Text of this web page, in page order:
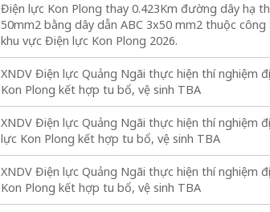
Điện lực Kon Plong thay 0.423Km đường dây hạ
50mm2 bằng dây dẫn ABC 3x50 mm2 thuộc
khu vực Điện lực Kon Plong 2026.
XNDV Điện lực Quảng Ngãi thực hiện thí nghiệm
Kon Plong kết hợp tu bổ, vệ sinh TBA
XNDV Điện lực Quảng Ngãi thực hiện thí nghiệm
lực Kon Plong kết hợp tu bổ, vệ sinh TBA
XNDV Điện lực Quảng Ngãi thực hiện thí nghiệm
Kon Plong kết hợp tu bổ, vệ sinh TBA